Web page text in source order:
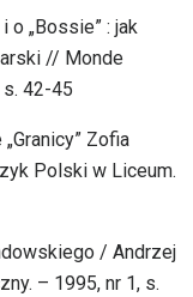
o „Bossie” : jak
// Monde
42-45
Zofia
Polski w Liceum.
/ Andrzej
– 1995, nr 1, s.